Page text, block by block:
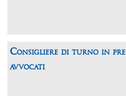
Consigliere di turno in
avvocati